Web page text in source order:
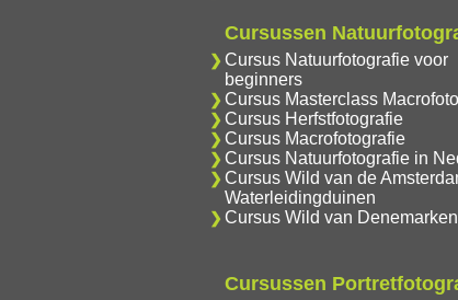
Cursussen
Cursus Natuurfotografie voor
beginners
Cursus Masterclass
Cursus Herfstfotografie
Cursus Macrofotografie
Cursus Natuurfotografie in
Cursus Wild van de
Waterleidingduinen
Cursus Wild van Denemarken
Cursussen